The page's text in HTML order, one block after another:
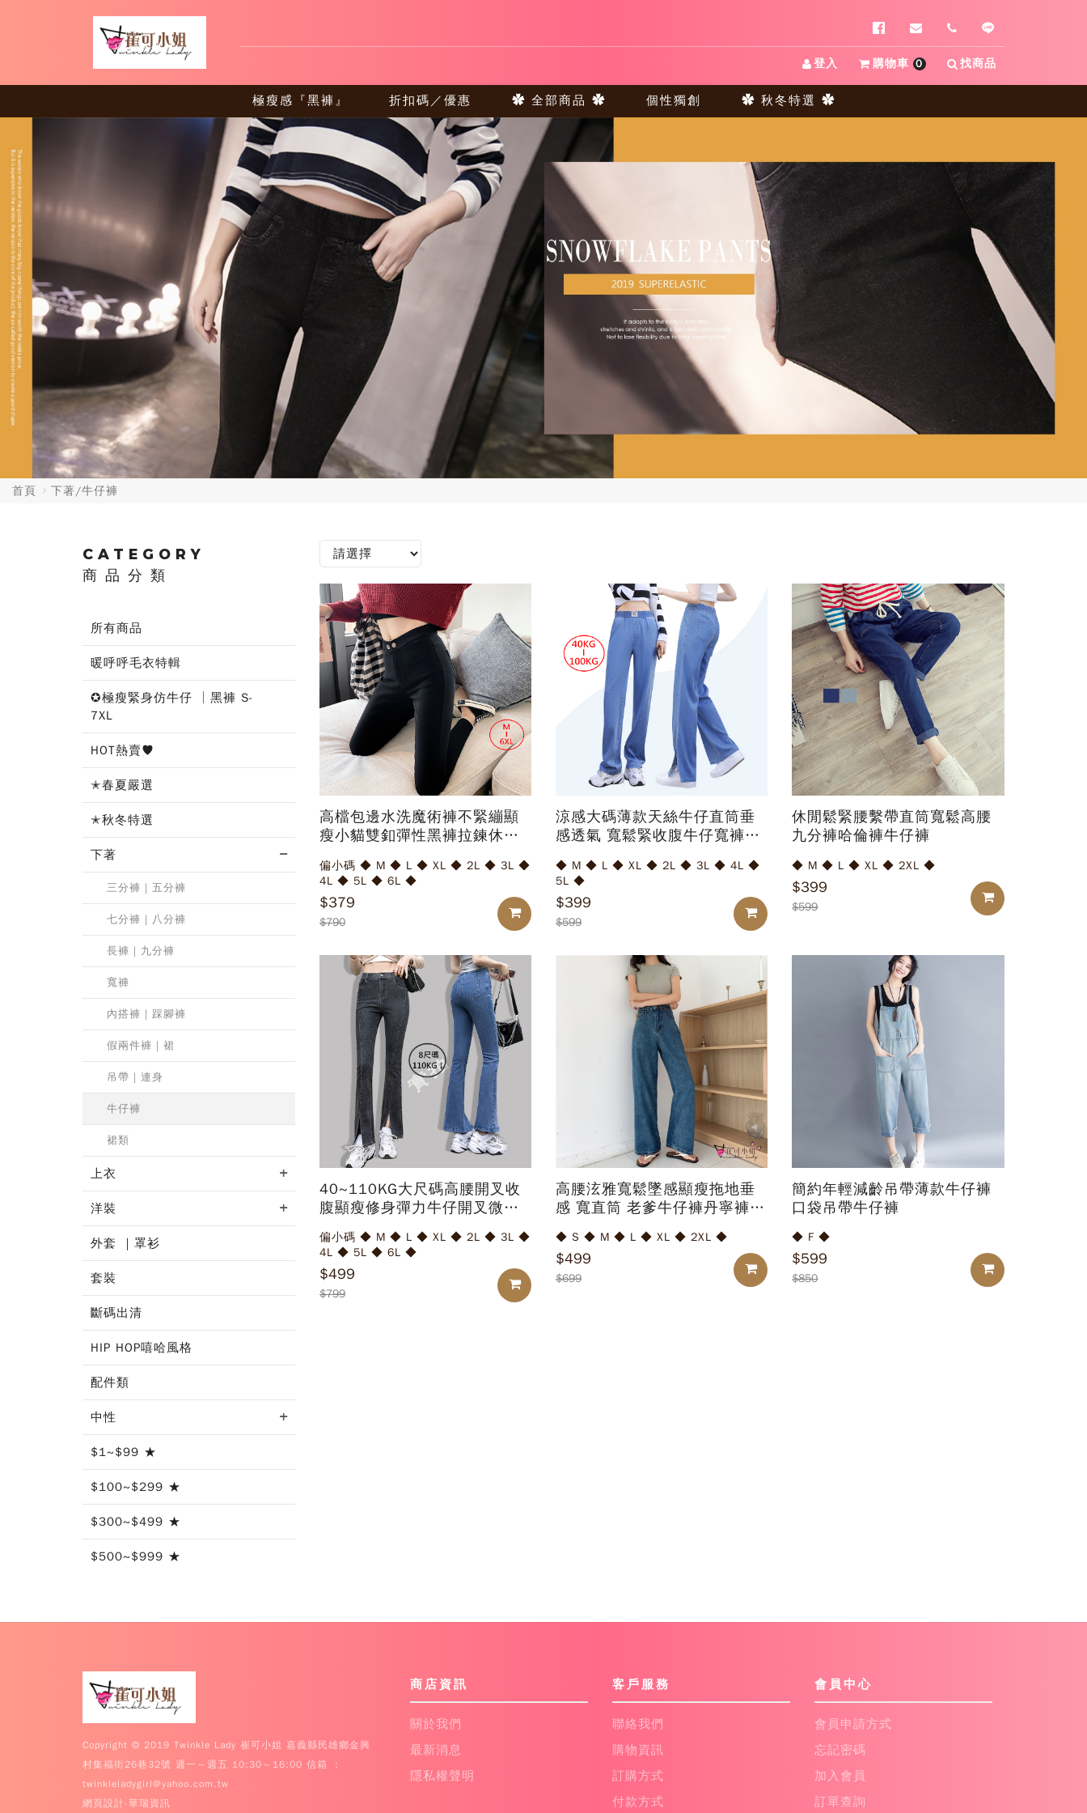
登入 購物車 0 找商品
極瘦感『黑褲』 折扣碼／優惠 ✿ 全部商品 ✿ 個性獨創 ✿ 秋冬特選 ✿
首頁 下著/牛仔褲
CATEGORY
商品分類
所有商品
暖呼呼毛衣特輯
✪極瘦緊身仿牛仔 │黑褲 S-
7XL
HOT熱賣♥
✭春夏嚴選
✭秋冬特選
下著
三分褲｜五分褲
七分褲｜八分褲
長褲｜九分褲
寬褲
內搭褲｜踩腳褲
假兩件褲｜裙
吊帶｜連身
牛仔褲
裙類
上衣
洋裝
外套 ｜罩衫
套裝
斷碼出清
HIP HOP嘻哈風格
配件類
中性
$1~$99 ★
$100~$299 ★
$300~$499 ★
$500~$999 ★
高檔包邊水洗魔術褲不緊繃顯
瘦小貓雙釦彈性黑褲拉鍊休閒
偏小碼 ◆ M ◆ L ◆ XL ◆ 2L ◆ 3L ◆
4L ◆ 5L ◆ 6L ◆
$379
$790
加入購物車
涼感大碼薄款天絲牛仔直筒垂
感透氣 寬鬆緊收腹牛仔寬褲牛
◆ M ◆ L ◆ XL ◆ 2L ◆ 3L ◆ 4L ◆
5L ◆
$399
$599
加入購物車
休閒鬆緊腰繫帶直筒寬鬆高腰
九分褲哈倫褲牛仔褲
◆ M ◆ L ◆ XL ◆ 2XL ◆
$399
$599
加入購物車
40~110KG大尺碼高腰開叉收
腹顯瘦修身彈力牛仔開叉微喇
偏小碼 ◆ M ◆ L ◆ XL ◆ 2L ◆ 3L ◆
4L ◆ 5L ◆ 6L ◆
$499
$799
加入購物車
高腰泫雅寬鬆墜感顯瘦拖地垂
感 寬直筒 老爹牛仔褲丹寧褲牛
◆ S ◆ M ◆ L ◆ XL ◆ 2XL ◆
$499
$699
加入購物車
簡約年輕減齡吊帶薄款牛仔褲
口袋吊帶牛仔褲
◆ F ◆
$599
$850
加入購物車
Copyright © 2019 Twinkle Lady 崔可小姐 嘉義縣民雄鄉金興
村集福街26巷32號 週一～週五 10:30～16:00 信箱 ：
twinkleladygirl@yahoo.com.tw
網頁設計-華瑞資訊
商店資訊
關於我們
最新消息
隱私權聲明
客戶服務
聯絡我們
購物資訊
訂購方式
付款方式
會員中心
會員申請方式
忘記密碼
加入會員
訂單查詢